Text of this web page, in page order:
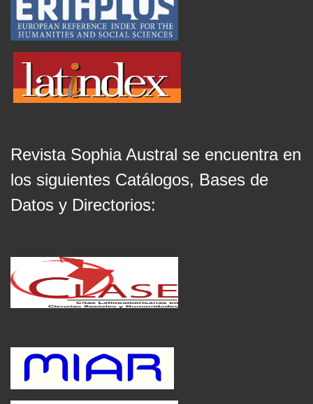
Revista Sophia Austral se encuentra en
los siguientes Catálogos, Bases de
Datos y Directorios: